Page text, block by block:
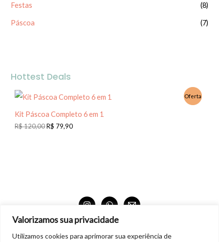
Valorizamos sua privacidade
Utilizamos cookies para aprimorar sua experiência de
Festas (8)
Páscoa (7)
Hottest Deals
Kit Páscoa Completo 6 em 1
Oferta
R$120,00R$ 79,90
Produtos 100% digitais para download.
Não aceitamos troca nem devolução dos produtos digitais. Também não está autorizado